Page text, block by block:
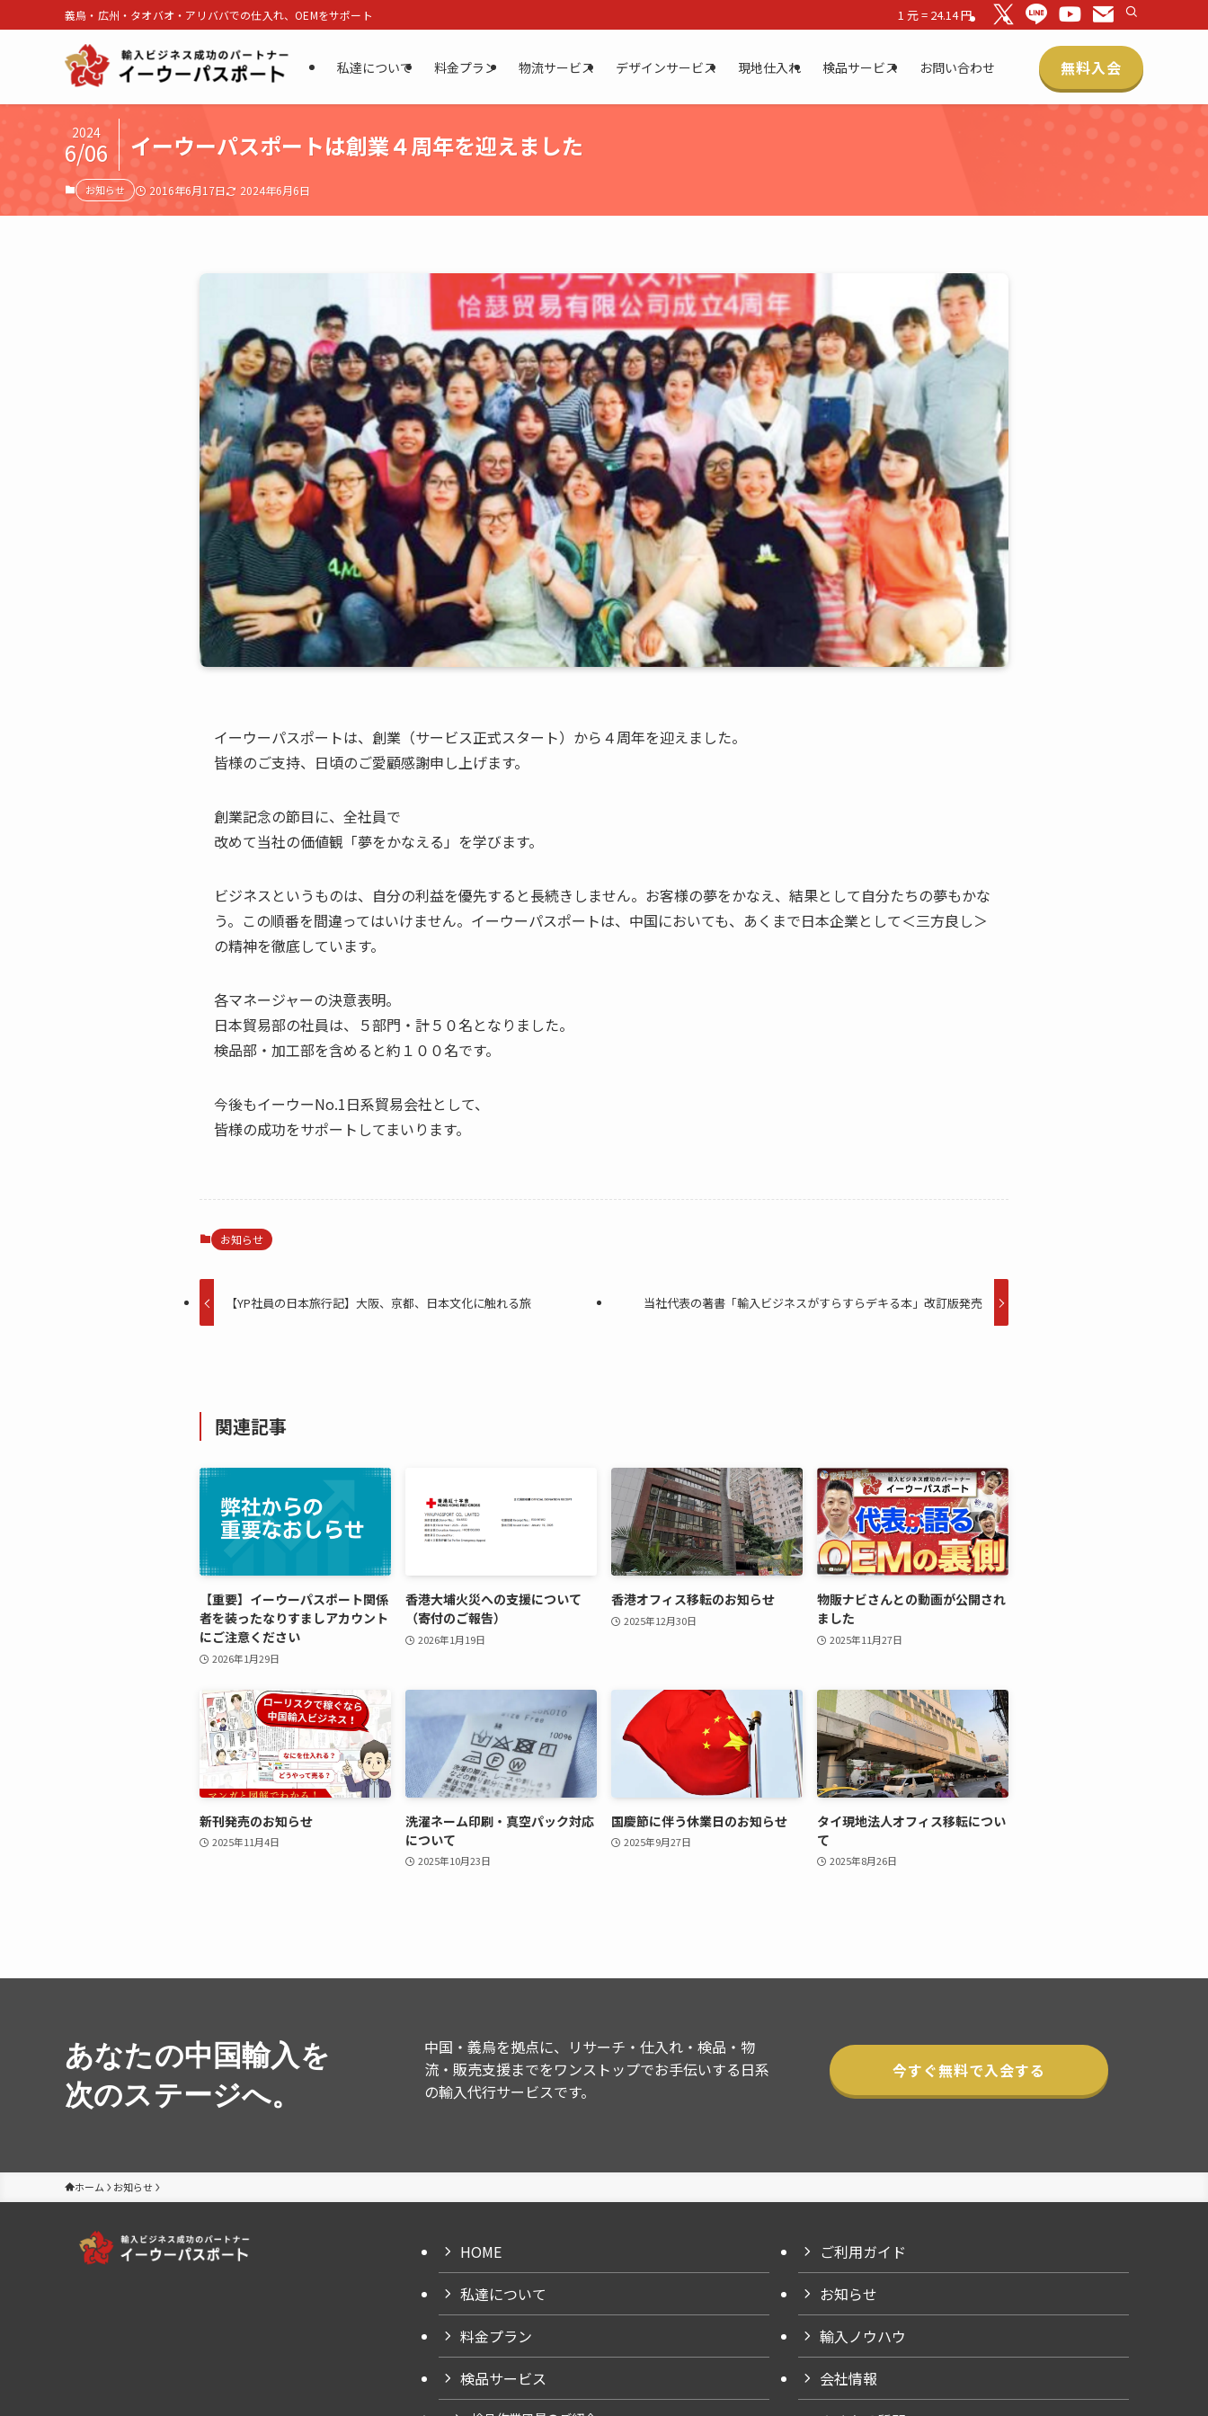
義烏・広州・タオバオ・アリババでの仕入れ、OEMをサポート 1 元 = 24.14 円
私達について 料金プラン 物流サービス デザインサービス 現地仕入れ 検品サービス お問い合わせ 無料入会
イーウーパスポートは創業４周年を迎えました
2024
6/06
お知らせ 2016年6月17日 2024年6月6日
イーウーパスポートは、創業（サービス正式スタート）から４周年を迎えました。
皆様のご支持、日頃のご愛顧感謝申し上げます。
創業記念の節目に、全社員で
改めて当社の価値観「夢をかなえる」を学びます。
ビジネスというものは、自分の利益を優先すると長続きしません。お客様の夢をかなえ、結果として自分たちの夢もかな
う。この順番を間違ってはいけません。イーウーパスポートは、中国においても、あくまで日本企業として＜三方良し＞
の精神を徹底しています。
各マネージャーの決意表明。
日本貿易部の社員は、５部門・計５０名となりました。
検品部・加工部を含めると約１００名です。
今後もイーウーNo.1日系貿易会社として、
皆様の成功をサポートしてまいります。
お知らせ
【YP社員の日本旅行記】大阪、京都、日本文化に触れる旅 当社代表の著書「輸入ビジネスがすらすらデキる本」改訂版発売
関連記事
【重要】イーウーパスポート関係
者を装ったなりすましアカウント
にご注意ください
2026年1月29日
香港大埔火災への支援について
（寄付のご報告）
2026年1月19日
香港オフィス移転のお知らせ
2025年12月30日
物販ナビさんとの動画が公開され
ました
2025年11月27日
新刊発売のお知らせ
2025年11月4日
洗濯ネーム印刷・真空パック対応
について
2025年10月23日
国慶節に伴う休業日のお知らせ
2025年9月27日
タイ現地法人オフィス移転につい
て
2025年8月26日
あなたの中国輸入を
次のステージへ。
中国・義烏を拠点に、リサーチ・仕入れ・検品・物
流・販売支援までをワンストップでお手伝いする日系
の輸入代行サービスです。
今すぐ無料で入会する
ホーム お知らせ
HOME
私達について
料金プラン
検品サービス
ご利用ガイド
お知らせ
輸入ノウハウ
会社情報